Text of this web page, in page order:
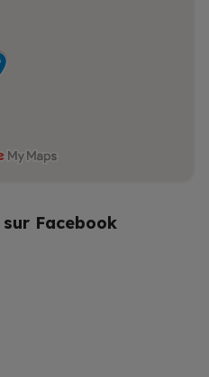
Facebook